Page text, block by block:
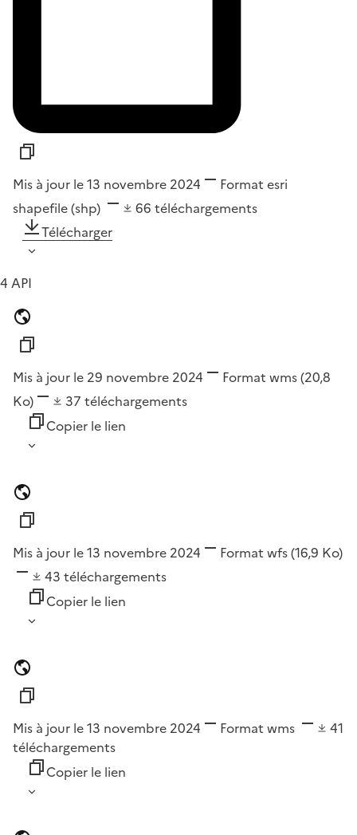
Mis à jour le 13 novembre 2024 Format esri
shapefile (shp)
66 téléchargements
Télécharger
4 API
Mis à jour le 29 novembre 2024 Format wms(20,8
Ko)
37 téléchargements
Copier le lien
Mis à jour le 13 novembre 2024 Format wfs(16,9 Ko)
43 téléchargements
Copier le lien
Mis à jour le 13 novembre 2024 Format wms
41
téléchargements
Copier le lien